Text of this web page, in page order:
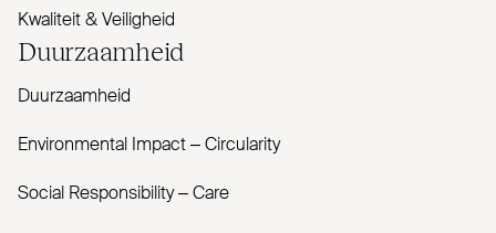
Kwaliteit & Veiligheid
Duur­zaamheid
Duurzaamheid
Envi­ronmental Impact – Cir­cularity
Social Responsibility – Care